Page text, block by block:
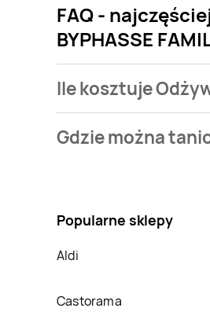
FAQ -
BYPHASSE
Ile kosztuje
włosów extraits de jojoba
Gdzie można
Popularne sklepy
Aldi
Castorama